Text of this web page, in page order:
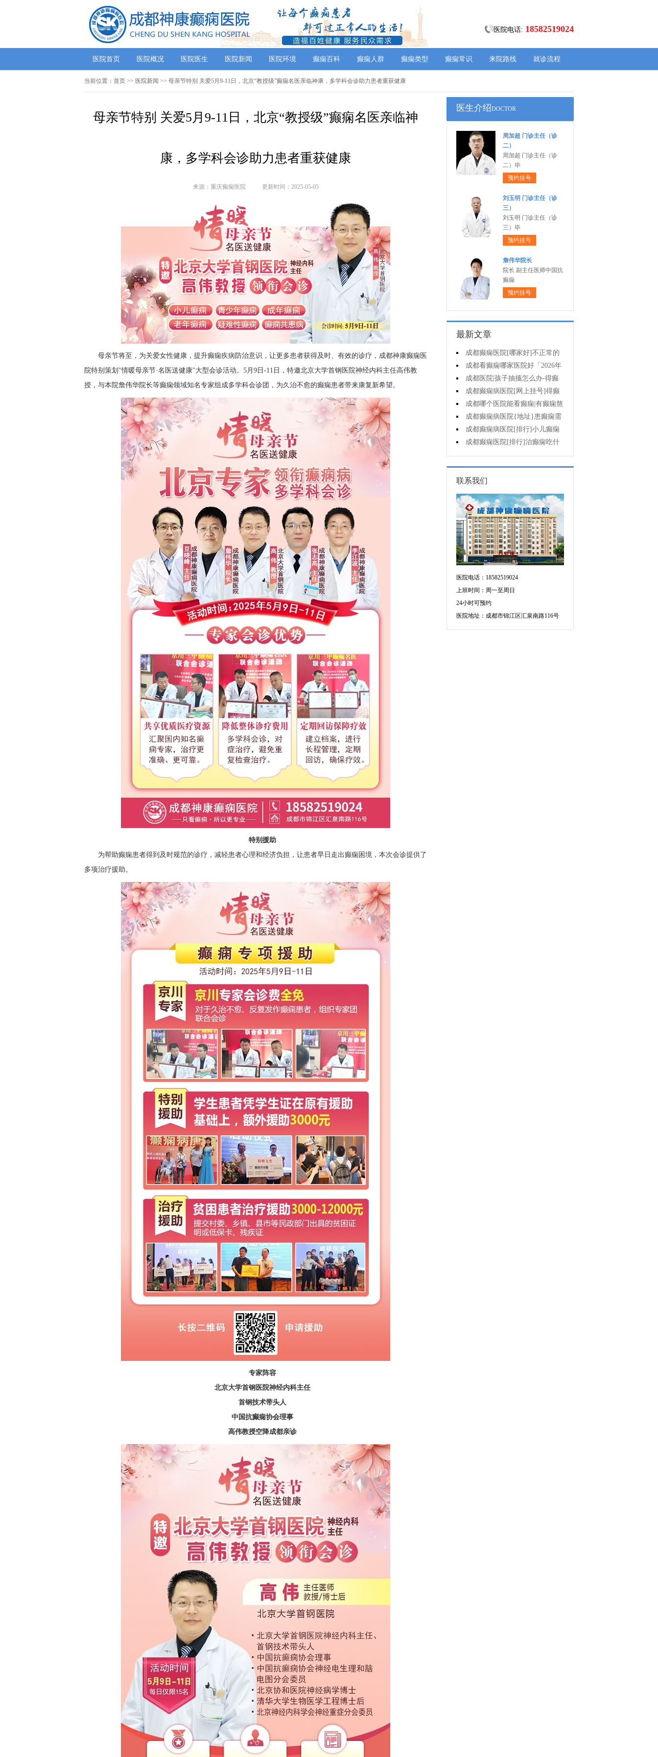
医院电话: 18582519024
医院首页 医院概况 医院医生 医院新闻 医院环境 癫痫百科 癫痫人群 癫痫类型 癫痫常识 来院路线 就诊流程
当前位置： 首页 >> 医院新闻 >> 母亲节特别 关爱5月9-11日，北京“教授级”癫痫名医亲临神康，多学科会诊助力患者重获健康
母亲节特别 关爱5月9-11日，北京“教授级”癫痫名医亲临神
康，多学科会诊助力患者重获健康
来源：重庆癫痫医院 更新时间：2025-05-05
母亲节将至，为关爱女性健康，提升癫痫疾病防治意识，让更多患者获得及时、有效的诊疗，成都神康癫痫医
院特别策划"情暖母亲节·名医送健康"大型会诊活动。5月9日-11日，特邀北京大学首钢医院神经内科主任高伟教
授，与本院詹伟华院长等癫痫领域知名专家组成多学科会诊团，为久治不愈的癫痫患者带来康复新希望。
特别援助
为帮助癫痫患者得到及时规范的诊疗，减轻患者心理和经济负担，让患者早日走出癫痫困境，本次会诊提供了
多项治疗援助。
专家阵容
北京大学首钢医院神经内科主任
首钢技术带头人
中国抗癫痫协会理事
高伟教授空降成都亲诊
医生介绍DOCTOR
周加超 门诊主任（诊
二）
周加超 门诊主任（诊
二）毕
预约挂号
刘玉明 门诊主任（诊
三）
刘玉明 门诊主任（诊
三）毕
预约挂号
詹伟华院长
院长 副主任医师中国抗
癫痫
预约挂号
最新文章
成都癫痫医院[哪家好]不正常的
脑电图意味着什么?
成都看癫痫哪家医院好「2026年
度公布」癫痫诊断是要确定病情情
况吗?
成都医院|孩子抽搐怎么办-得癫
痫后不能治疗吗?
成都癫痫病医院[网上挂号]得癫
痫会有哪些问题?
成都哪个医院能看癫痫|有癫痫熬
夜可取吗?
成都癫痫病医院{地址}患癫痫需
住院治疗吗?
成都癫痫病医院[排行]小儿癫痫
要做好哪些预防?
成都癫痫医院[排行]治癫痫吃什
么药好呢?
联系我们
医院电话：18582519024
上班时间：周一至周日
24小时可预约
医院地址：成都市锦江区汇泉南路116号